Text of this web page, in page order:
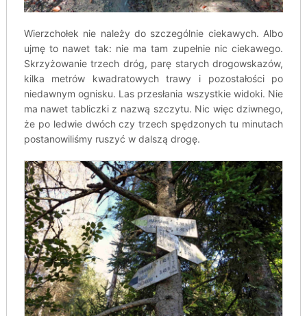
Wierzchołek nie należy do szczególnie ciekawych. Albo
ujmę to nawet tak: nie ma tam zupełnie nic ciekawego.
Skrzyżowanie trzech dróg, parę starych drogowskazów,
kilka metrów kwadratowych trawy i pozostałości po
niedawnym ognisku. Las przesłania wszystkie widoki. Nie
ma nawet tabliczki z nazwą szczytu. Nic więc dziwnego,
że po ledwie dwóch czy trzech spędzonych tu minutach
postanowiliśmy ruszyć w dalszą drogę.